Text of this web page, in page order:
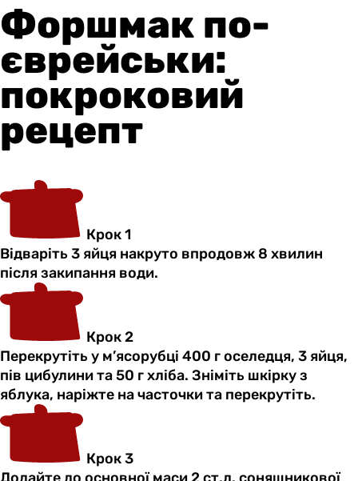
Форшмак по-
єврейськи:
покроковий
рецепт
Крок 1
Відваріть 3 яйця накруто впродовж 8 хвилин
після закипання води.
Крок 2
Перекрутіть у м’ясорубці 400 г оселедця, 3 яйця,
пів цибулини та 50 г хліба. Зніміть шкірку з
яблука, наріжте на часточки та перекрутіть.
Крок 3